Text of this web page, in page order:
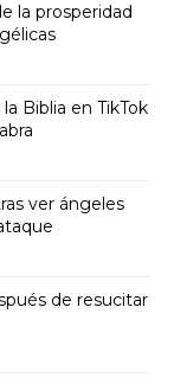
la prosperidad
Biblia en TikTok
ver ángeles
de resucitar